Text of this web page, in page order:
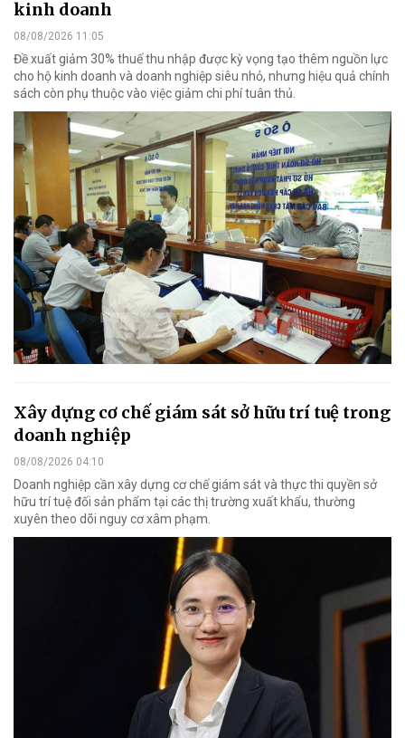
kinh doanh
08/08/2026 11:05
Đề xuất giảm 30% thuế thu nhập được kỳ vọng tạo thêm nguồn lực
cho hộ kinh doanh và doanh nghiệp siêu nhỏ, nhưng hiệu quả chính
sách còn phụ thuộc vào việc giảm chi phí tuân thủ.
Xây dựng cơ chế giám sát sở hữu trí tuệ trong
doanh nghiệp
08/08/2026 04:10
Doanh nghiệp cần xây dựng cơ chế giám sát và thực thi quyền sở
hữu trí tuệ đối sản phẩm tại các thị trường xuất khẩu, thường
xuyên theo dõi nguy cơ xâm phạm.